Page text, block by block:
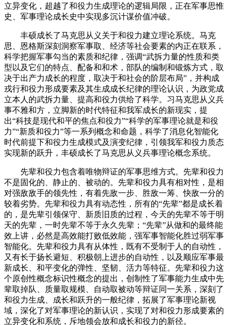
立异变化，超越了和役力生成理论的逻辑局限，正在军事思惟
史、军事理论成长史中实现多沉计谋价值冲破。
丰硕成长了马克思从义关于和役力建立理论系统。马克
思、恩格斯深刻洞察军事取、经济等社会要素的内正在联系，
科学把握军事勾当的素质和纪律，强调“武拆力量的性质和类
型以及它们的特点、配备和和术，部队的编制和锻炼方式，取
决于出产力成长的程度，取决于和社会的阶层布局”，并构成
戎行和役力形成要素及其生成成长纪律的理论认识，为政党成
立本人的武拆力量、提高和役力供给了科学。习马克思从义兵
事不雅和方，立脚新的时代特征和我军成长的新现实，提
出“科技是现代和平的焦点和役力”“科学的军事理论就是和役
力”“新质和役力”等一系列概念和命题，科学了消息化智能化
时代前提下和役力生成模式及演变纪律，引领我军和役力质态
实现新的跃升，丰硕成长了马克思从义兵事理论概念系统。
先辈和役力包含着唯物辩证的军事思维方式。先辈和役力
不是固化的、静止的、被动的。先辈和役力具有相对性，是相
对强敌敌手的领先性，有着先敌一步、胜敌一筹、快敌一分的
较着劣势。先辈和役力具有动态性，所有的“先辈”都是成长着
的，是先辈引领保守、新质旧质的过程，今天的先辈不等于明
天的先辈，一时先辈不等于永久先辈；“先辈”从做和的最终能
效上讲，必然是高效能打败低效能，强军事智能化胜过弱军事
智能化。先辈和役力具有从体性，既有不受制于人的自动性，
又有长于扬长避短、积极朝上进步的自动性，以及顺应军事最
新成长、和平变化的弹性、坚韧、活力等特征。先辈和役力这
个原创性概念标识性概念的提出，创制性了军事能力生成中先
辈取掉队、质量取规模、自动取被动等辩证同一关系，深刻了
和役力生成、成长和跃升的一般纪律，拓展了军事理论新视
域，深化了对军事理论的新认识，实现了对和役力形成要素的
立异变化和系统，斥地领会放和成长和役力的新径。